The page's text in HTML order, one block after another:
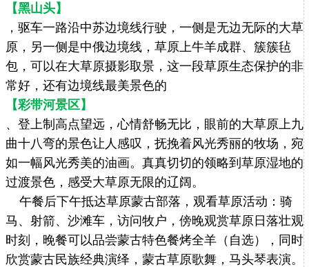
【黑山头】
，驱车一路沿中苏边境线行驶，一侧是无边无际的大草
原，另一侧是中俄边境线，草原上牛羊成群、簇簇毡
包，可以在大草原摄影取景，这一段草原生态保护的非
常好，还有边境线最美景色的
【彩带河景区】
、登上制高点望远，心情舒畅无比，眼前的大草原上九
曲十八弯的景色让人感叹，抚挽着风光秀丽的牧场，宛
如一幅风光秀美的油画。真真切切的领略到草原湿地的
过渡景色，感受大草原无限的辽阔。
午餐后下午抵达草原蒙古部落，观看草原活动：骑
马、射箭、沙滩车，访问牧户，傍晚观赏草原日落壮观
时刻，晚餐可以品尝蒙古特色餐烤全羊（自选），同时
欣赏蒙古民族经典演绎，蒙古草原歌舞，马头琴表演。